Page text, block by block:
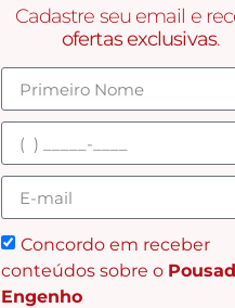
Cadastre seu email e
ofertas exclusivas.
Concordo em receber
conteúdos sobre o
Engenho